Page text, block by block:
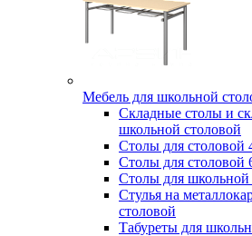
Мебель для школьной
Складные столы и
школьной столовой
Столы для столовой
Столы для столовой
Столы для школьной
Стулья на
столовой
Табуреты для